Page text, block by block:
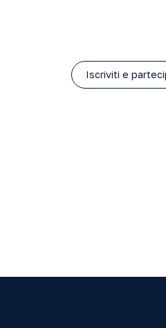
Iscriviti e